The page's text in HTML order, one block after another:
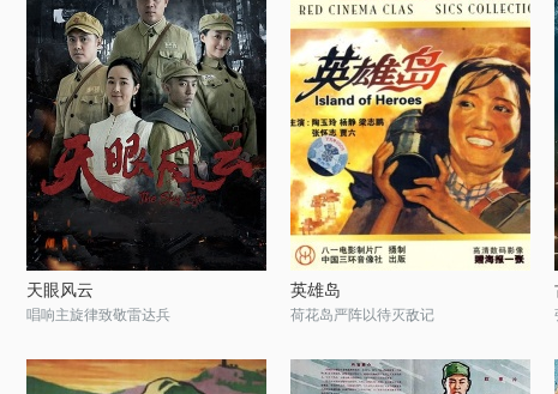
天眼风云
唱响主旋律致敬雷达兵
英雄岛
荷花岛严阵以待灭敌记